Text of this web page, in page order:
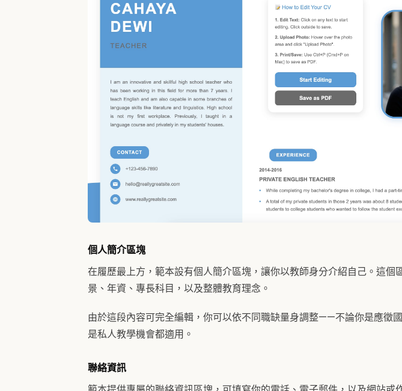
個人簡介區塊
在履歷最上方，範本設有個人簡介區塊，讓你以教師身分介紹自己。這個
景、年資、專長科目，以及整體教育理念。
由於這段內容可完全編輯，你可以依不同職缺量身調整——不論你是應徵
是私人教學機會都適用。
聯絡資訊